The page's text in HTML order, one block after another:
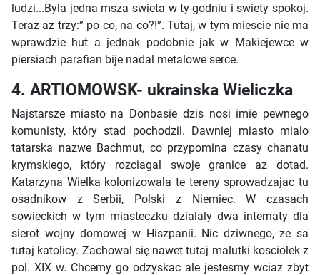
ludzi...Byla jedna msza swieta w ty-godniu i swiety spokoj.
Teraz az trzy:” po co, na co?!”. Tutaj, w tym miescie nie ma
wprawdzie hut a jednak podobnie jak w Makiejewce w
piersiach parafian bije nadal metalowe serce.
4. ARTIOMOWSK- ukrainska Wieliczka
Najstarsze miasto na Donbasie dzis nosi imie pewnego
komunisty, który stad pochodzil. Dawniej miasto mialo
tatarska nazwe Bachmut, co przypomina czasy chanatu
krymskiego, który rozciagal swoje granice az dotad.
Katarzyna Wielka kolonizowala te tereny sprowadzajac tu
osadnikow z Serbii, Polski z Niemiec. W czasach
sowieckich w tym miasteczku dzialaly dwa internaty dla
sierot wojny domowej w Hiszpanii. Nic dziwnego, ze sa
tutaj katolicy. Zachowal się nawet tutaj malutki kosciolek z
pol. XIX w. Chcemy go odzyskac ale jestesmy wciaz zbyt